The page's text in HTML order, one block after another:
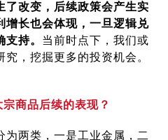
了改变，后续政策会产生实
增长也会体现，一旦逻辑兑
持。 当前时点下，我们或
，挖掘更多的投资机会。
商品后续的表现？
为两类，一是工业金属，二